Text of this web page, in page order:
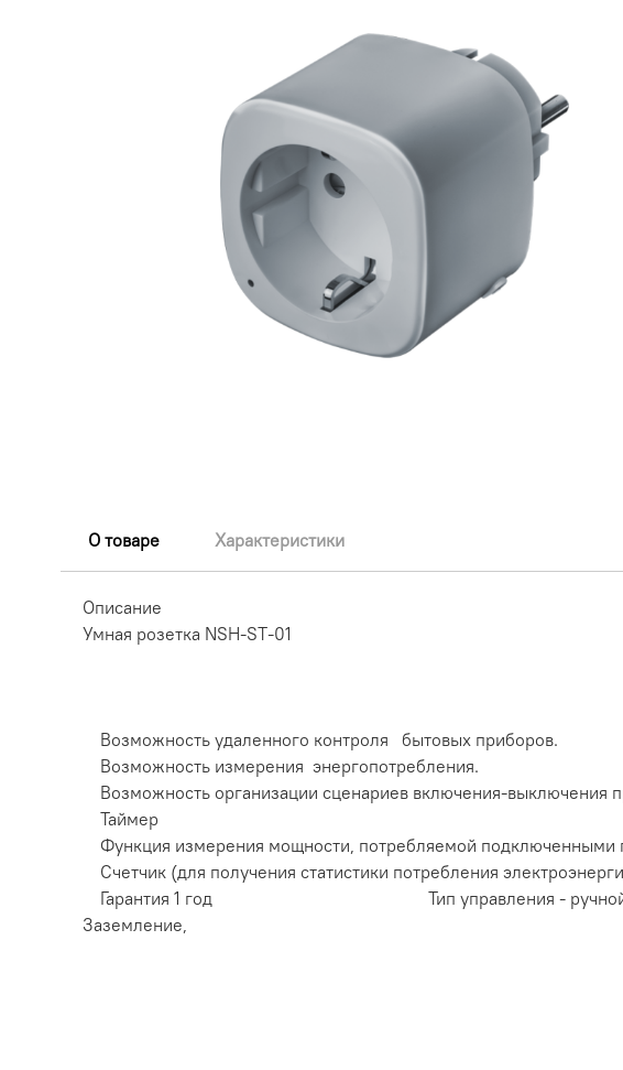
О товаре Характеристики
Описание
Умная розетка NSH-ST-01
Возможность удаленного контроля бытовых приборов.
Возможность измерения энергопотребления.
Возможность организации сценариев включения-выключения
Таймер
Функция измерения мощности, потребляемой подключенными
Счетчик (для получения статистики потребления
Гарантия 1 год Тип управления - ручной,
Заземление,